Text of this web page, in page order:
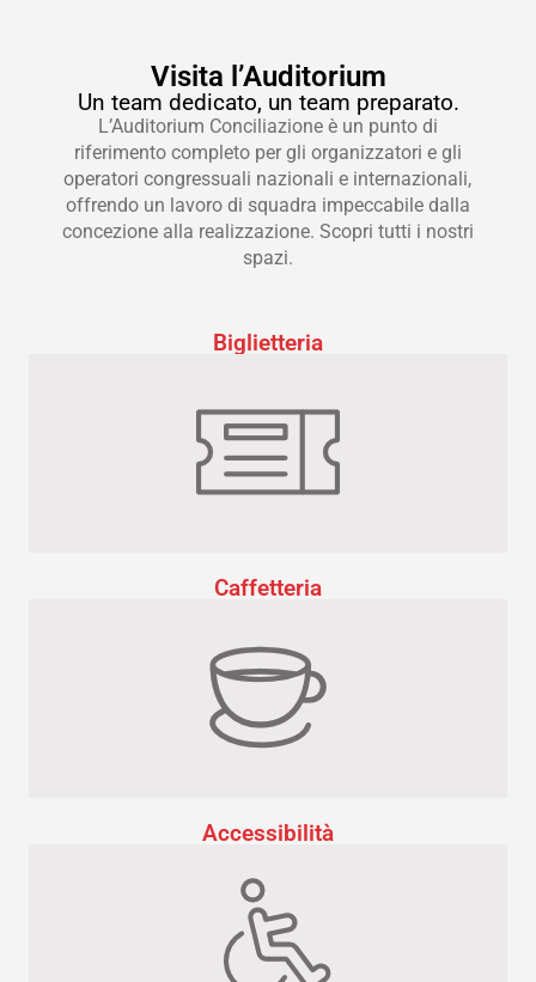
Visita l’Auditorium
Un team dedicato, un team preparato.
L’Auditorium Conciliazione è un punto di
riferimento completo per gli organizzatori e gli
operatori congressuali nazionali e internazionali,
offrendo un lavoro di squadra impeccabile dalla
concezione alla realizzazione. Scopri tutti i nostri
spazi.
Biglietteria
Caffetteria
Accessibilità